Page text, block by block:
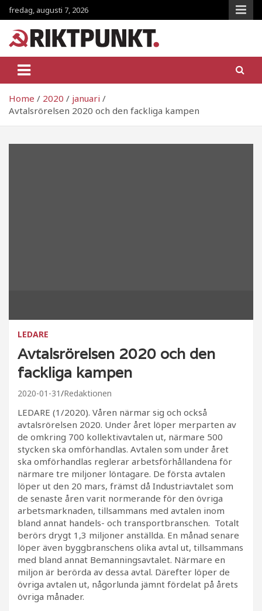
Skip
to
content
fredag, augusti 7, 2026
RiktpunKt.nu
Home 2020
januari
Avtalsrörelsen 2020 och den fackliga kampen
LEDARE
Avtalsrörelsen 2020 och den
fackliga kampen
2020-01-31 Redaktionen
LEDARE (1/2020). Våren närmar sig och också
avtalsrörelsen 2020. Under året löper merparten av
de omkring 700 kollektivavtalen ut, närmare 500
stycken ska omförhandlas. Avtalen som under året
ska omförhandlas reglerar arbetsförhållandena för
närmare tre miljoner löntagare. De första avtalen
löper ut den 20 mars, främst då Industriavtalet som
de senaste åren varit normerande för den övriga
arbetsmarknaden, tillsammans med avtalen inom
bland annat handels- och transportbranschen. Totalt
berörs drygt 1,3 miljoner anställda. En månad senare
löper även byggbranschens olika avtal ut, tillsammans
med bland annat Bemanningsavtalet. Närmare en
miljon är berörda av dessa avtal. Därefter löper de
övriga avtalen ut, någorlunda jämnt fördelat på årets
övriga månader.